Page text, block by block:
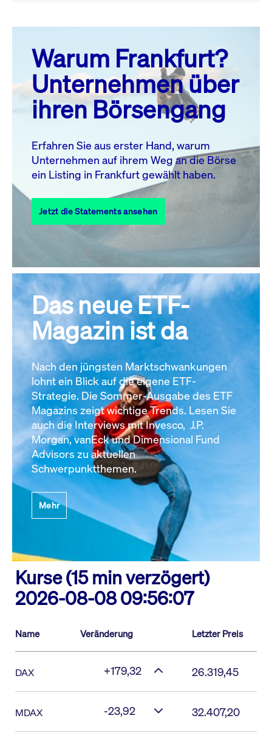
August 26
MO. DI. MI. DO. FR. SA. SO.
1
2
3
4 5 6 7 8
10 11 13 14
17
18 19 20 21 22
23
27 28
31
Alle Events
Warum Frankfurt?
Unternehmen über
ihren Börsengang
Erfahren Sie aus erster Hand, warum
Unternehmen auf ihrem Weg an die Börse
ein Listing in Frankfurt gewählt haben.
Jetzt die Statements ansehen
Das neue ETF-
Magazin ist da
Nach den jüngsten Marktschwankungen
lohnt ein Blick auf die eigene ETF-
Strategie. Die Sommer-Ausgabe des ETF
Magazins zeigt wichtige Trends. Lesen Sie
auch die Interviews mit Invesco, J.P.
Morgan, vanEck und Dimensional Fund
Advisors zu aktuellen
Schwerpunktthemen.
Mehr
Kurse (15 min verzögert)
2026-08-08 09:56:07
Name Veränderung Letzter Preis
DAX +179,32 26.319,45
MDAX -23,92 32.407,20